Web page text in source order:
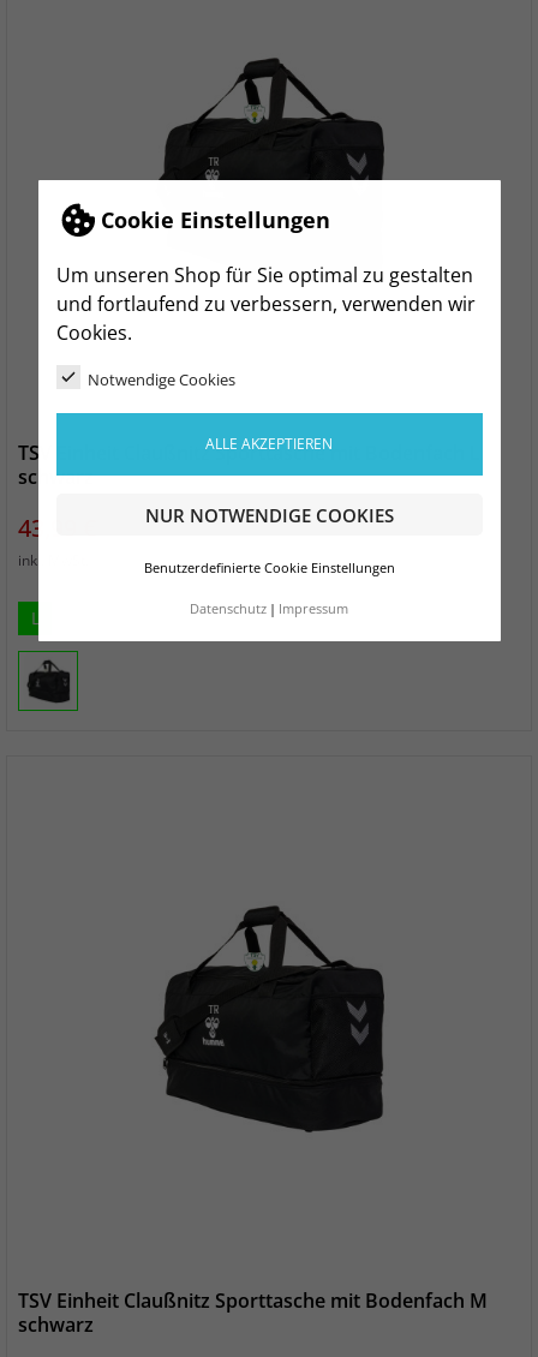
Cookie Einstellungen
Um unseren Shop für Sie optimal zu gestalten
und fortlaufend zu verbessern, verwenden wir
Cookies.
Notwendige Cookies
ALLE AKZEPTIEREN
NUR NOTWENDIGE COOKIES
Benutzerdefinierte Cookie Einstellungen
Datenschutz Impressum
TSV Einheit Claußnitz Sporttasche mit Bodenfach L
schwarz
Preis
43,99 €
inkl. MwSt. zzgl. Versand
L
TSV Einheit Claußnitz Sporttasche mit Bodenfach M
schwarz